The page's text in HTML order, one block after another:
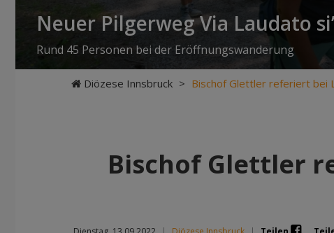
Neuer Pilgerweg Via Laudato si’
Rund 45 Personen bei der Eröffnungswanderung
Diözese Innsbruck > Bischof Glettler referiert bei
Bischof Glettler